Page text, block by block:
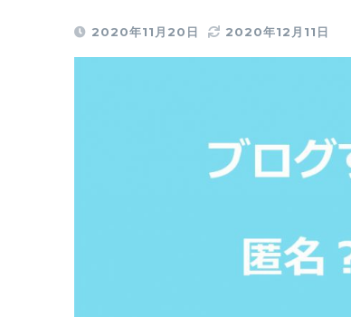
2020年11月20日 2020年12月11日